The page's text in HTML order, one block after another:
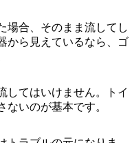
場合、そのまま流してし
から見えているなら、ゴ
てはいけません。
トイ
ないのが基本です。